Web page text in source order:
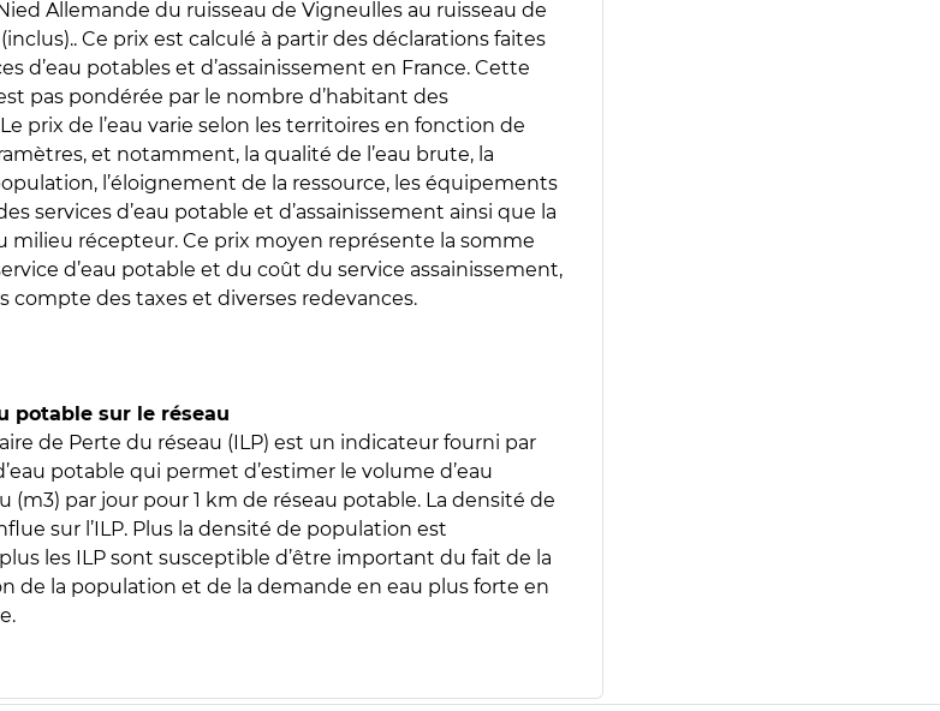
Allemande du ruisseau de Vigneulles au ruisseau de
Ce prix est calculé à partir des déclarations faites
d’eau potables et d’assainissement en France. Cette
pas pondérée par le nombre d’habitant des
prix de l’eau varie selon les territoires en fonction de
et notamment, la qualité de l’eau brute, la
l’éloignement de la ressource, les équipements
services d’eau potable et d’assainissement ainsi que la
milieu récepteur. Ce prix moyen représente la somme
d’eau potable et du coût du service assainissement,
compte des taxes et diverses redevances.
potable sur le réseau
de Perte du réseau (ILP) est un indicateur fourni par
potable qui permet d’estimer le volume d’eau
(m3) par jour pour 1 km de réseau potable. La densité de
sur l’ILP. Plus la densité de population est
les ILP sont susceptible d’être important du fait de la
de la population et de la demande en eau plus forte en